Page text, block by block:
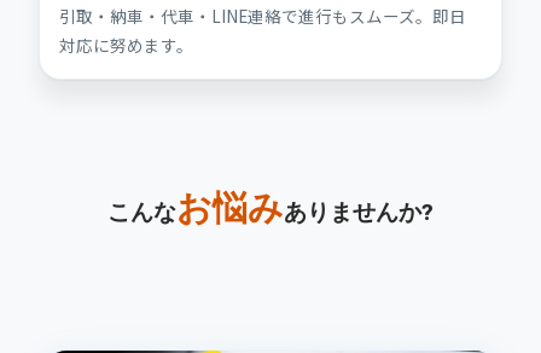
引取・納車・代車・LINE連絡で進行もスムーズ。即日
対応に努めます。
こんなお悩みありませんか?